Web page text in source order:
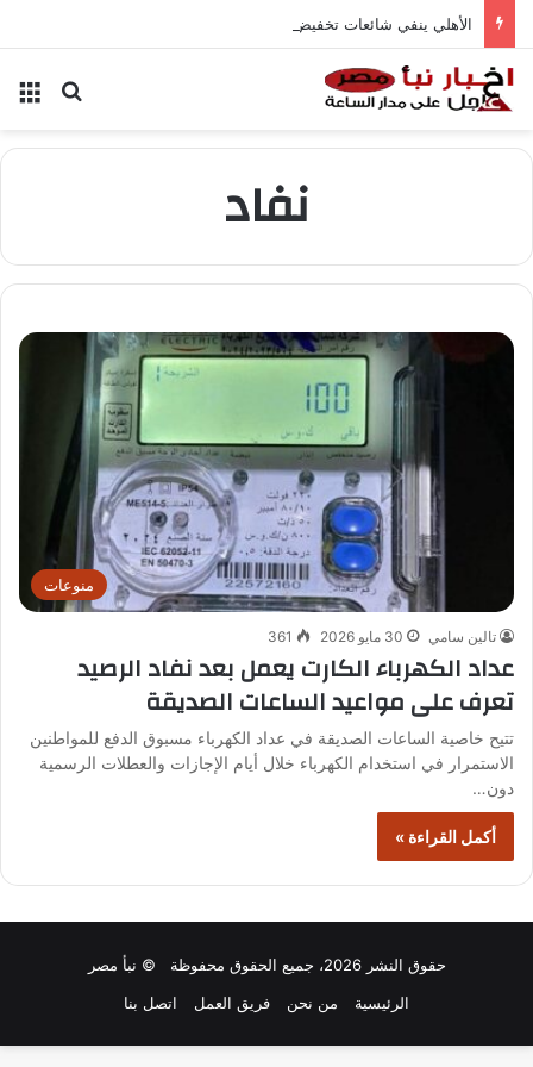
الأهلي ينفي شائعات تخفيض عقود زيزو والشناوي
بحث
نفاد
منوعات
تالين سامي 30 مايو 2026 361
عداد الكهرباء الكارت يعمل بعد نفاد الرصيد
تعرف على مواعيد الساعات الصديقة
تتيح خاصية الساعات الصديقة في عداد الكهرباء مسبوق الدفع للمواطنين
الاستمرار في استخدام الكهرباء خلال أيام الإجازات والعطلات الرسمية
دون…
أكمل القراءة »
حقوق النشر 2026، جميع الحقوق محفوظة © نبأ مصر
الرئيسية
من نحن فريق العمل اتصل بنا